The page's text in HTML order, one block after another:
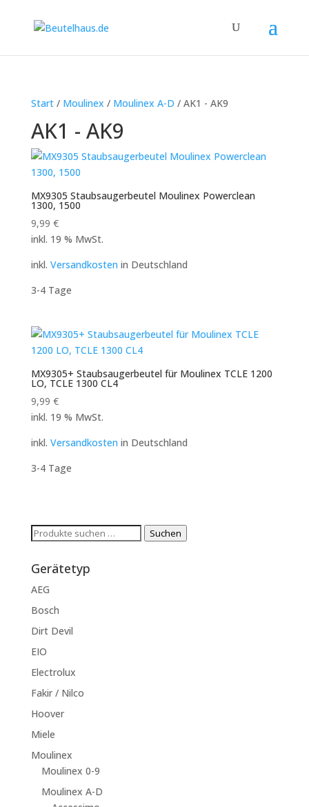
Start/ Moulinex / Moulinex A-D / AK1 - AK9
AK1 - AK9
MX9305 Staubsaugerbeutel Moulinex Powerclean
1300, 1500
9,99 €
inkl. 19 % MwSt.
inkl. Versandkosten in Deutschland
3-4 Tage
MX9305+ Staubsaugerbeutel für Moulinex TCLE 1200
LO, TCLE 1300 CL4
9,99 €
inkl. 19 % MwSt.
inkl. Versandkosten in Deutschland
3-4 Tage
Suchen
Suchen
Gerätetyp
AEG
Bosch
Dirt Devil
EIO
Electrolux
Fakir / Nilco
Hoover
Miele
Moulinex
Moulinex 0-9
Moulinex A-D